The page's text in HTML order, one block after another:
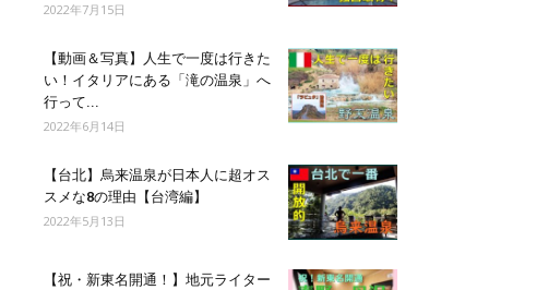
2022年7月15日
【動画＆写真】人生で一度は行きた
い！イタリアにある「滝の温泉」へ
行って...
2022年6月14日
【台北】烏来温泉が日本人に超オス
スメな8の理由【台湾編】
2022年5月13日
【祝・新東名開通！】地元ライター